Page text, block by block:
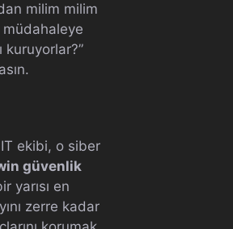
milim milim
müdahaleye
kuruyorlar?”
IT ekibi, o siber
güvenlik
yarısı en
zerre kadar